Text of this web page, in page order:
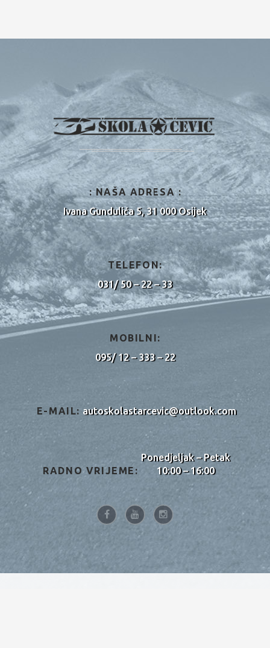
: NAŠA ADRESA :
Ivana Gundulića 5, 31 000 Osijek
TELEFON:
031/ 50 – 22 – 33
MOBILNI:
095/ 12 – 333 – 22
E-MAIL: autoskolastarcevic@outlook.com
RADNO VRIJEME:
Ponedjeljak – Petak
10:00 – 16:00